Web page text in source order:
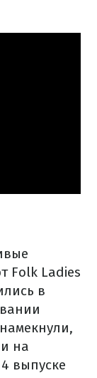
Folk Ladies
в
на
выпуске